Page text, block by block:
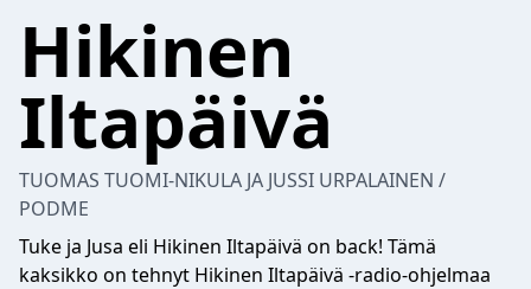
Hikinen
Iltapäivä
TUOMAS TUOMI-NIKULA JA JUSSI URPALAINEN /
PODME
Tuke ja Jusa eli Hikinen Iltapäivä on back! Tämä
kaksikko on tehnyt Hikinen Iltapäivä -radio-ohjelmaa